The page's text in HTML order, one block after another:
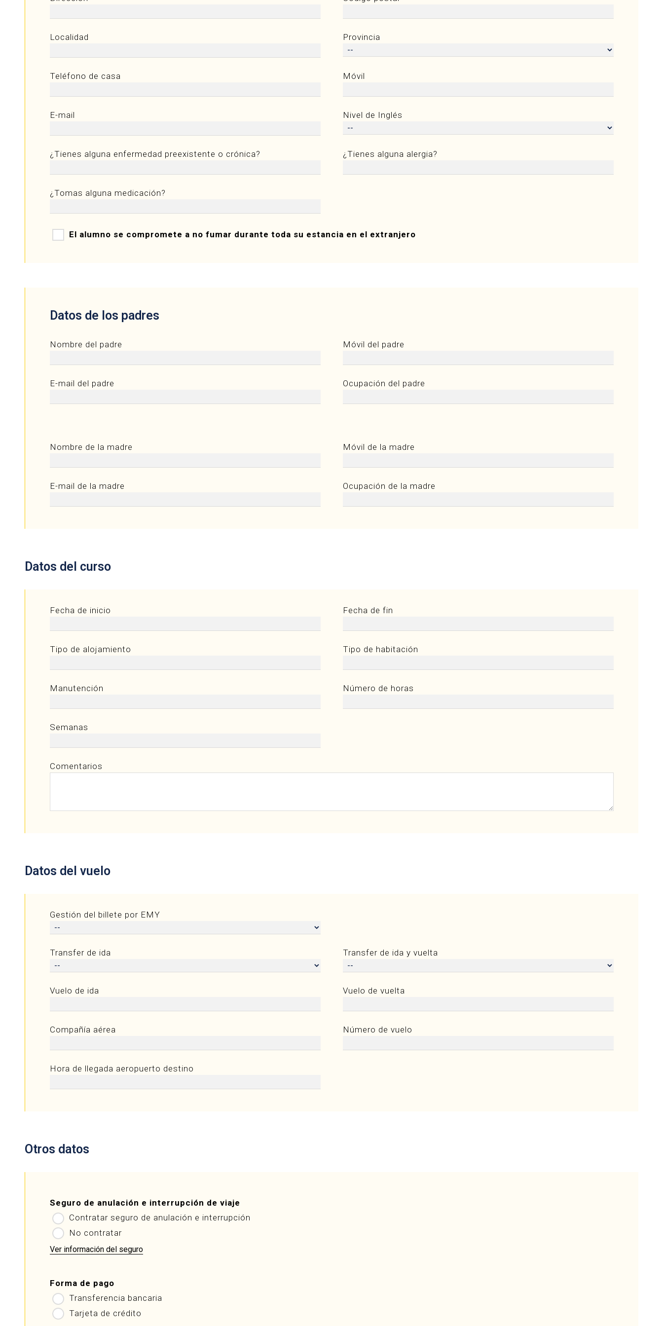
Localidad Provincia
Teléfono de casa Móvil
E-mail Nivel de Inglés
¿Tienes alguna enfermedad preexistente o crónica? ¿Tienes alguna alergia?
¿Tomas alguna medicación?
El alumno se compromete a no fumar durante toda su estancia en el extranjero
Datos de los padres
Nombre del padre Móvil del padre
E-mail del padre Ocupación del padre
Nombre de la madre Móvil de la madre
E-mail de la madre Ocupación de la madre
Datos del curso
Fecha de inicio Fecha de fin
Tipo de alojamiento Tipo de habitación
Manutención Número de horas
Semanas
Comentarios
Datos del vuelo
Gestión del billete por EMY
Transfer de ida Transfer de ida y vuelta
Vuelo de ida Vuelo de vuelta
Compañía aérea Número de vuelo
Hora de llegada aeropuerto destino
Otros datos
Seguro de anulación e interrupción de viaje
Contratar seguro de anulación e interrupción
No contratar
Ver información del seguro
Forma de pago
Transferencia bancaria
Tarjeta de crédito